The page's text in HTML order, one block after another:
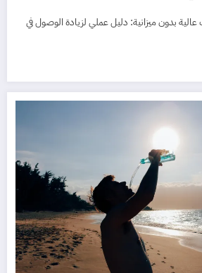
عالية بدون ميزانية: دليل عملي لزيادة الوصول في